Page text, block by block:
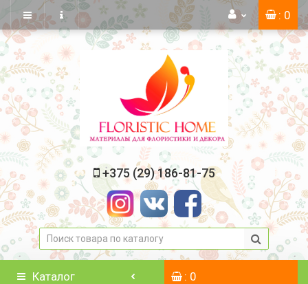
: 0
+375 (29) 186-81-75
Каталог : 0